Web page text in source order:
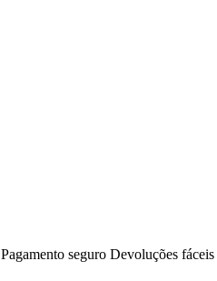
Pagamento seguro Devoluções fáceis